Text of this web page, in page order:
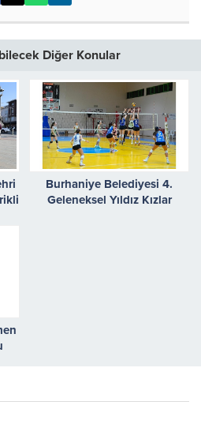
Diğer Konular
Burhaniye Belediyesi 4.
Geleneksel Yıldız Kızlar